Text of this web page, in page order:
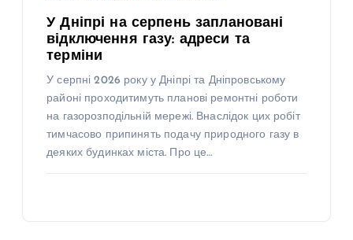
У Дніпрі на серпень заплановані
відключення газу: адреси та
терміни
У серпні 2026 року у Дніпрі та Дніпровському
районі проходитимуть планові ремонтні роботи
на газорозподільній мережі. Внаслідок цих робіт
тимчасово припинять подачу природного газу в
деяких будинках міста. Про це…